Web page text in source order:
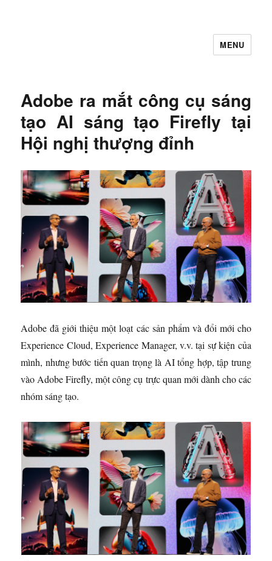
MENU
Adobe ra mắt công cụ sáng
tạo AI sáng tạo Firefly tại
Hội nghị thượng đỉnh
Adobe đã giới thiệu một loạt các sản phẩm và đổi mới cho
Experience Cloud, Experience Manager, v.v. tại sự kiện của
mình, nhưng bước tiến quan trọng là AI tổng hợp, tập trung
vào Adobe Firefly, một công cụ trực quan mới dành cho các
nhóm sáng tạo.